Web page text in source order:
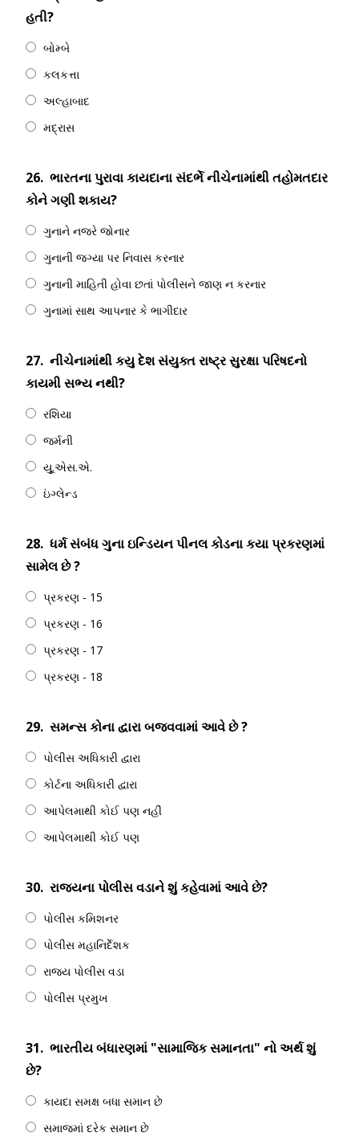
હતી?
બોમ્બે
કલકત્તા
અલ્હાબાદ
મદ્રાસ
26. ભારતના પુરાવા કાયદાના સંદર્ભે નીચેનામાંથી તહોમતદાર
કોને ગણી શકાય?
ગુનાને નજરે જોનાર
ગુનાની જગ્યા પર નિવાસ કરનાર
ગુનાની માહિતી હોવા છતાં પોલીસને જાણ ન કરનાર
ગુનામાં સાથ આપનાર કે ભાગીદાર
27. નીચેનામાંથી કયુ દેશ સંયુક્ત રાષ્ટ્ર સુરક્ષા પરિષદનો
કાયમી સભ્ય નથી?
રશિયા
જર્મની
યૂુ.એસ.એ.
ઇંગ્લેન્ડ
28. ધર્મ સંબંધ ગુના ઇન્ડિયન પીનલ કોડના કયા પ્રકરણમાં
સામેલ છે ?
પ્રકરણ - 15
પ્રકરણ - 16
પ્રકરણ - 17
પ્રકરણ - 18
29. સમન્સ કોના દ્વારા બજવવામાં આવે છે ?
પોલીસ અધિકારી દ્વારા
કોર્ટના અધિકારી દ્વારા
આપેલમાથી કોઈ પણ નહીં
આપેલમાથી કોઈ પણ
30. રાજ્યના પોલીસ વડાને શું કહેવામાં આવે છે?
પોલીસ કમિશનર
પોલીસ મહાનિર્દેશક
રાજ્ય પોલીસ વડા
પોલીસ પ્રમુખ
31. ભારતીય બંધારણમાં "સામાજિક સમાનતા" નો અર્થ શું
છે?
કાયદા સમક્ષ બધા સમાન છે
સમાજમાં દરેક સમાન છે